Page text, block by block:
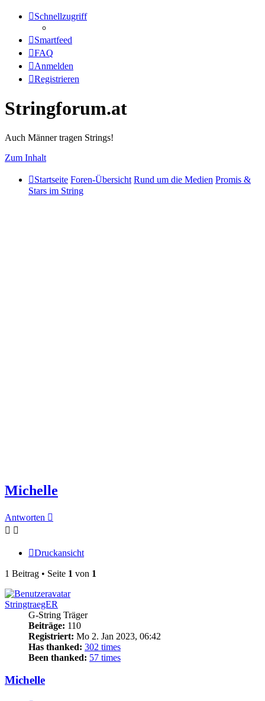
Schnellzugriff
Smartfeed
FAQ
Anmelden
Registrieren
Stringforum.at
Auch Männer tragen Strings!
Zum Inhalt
Startseite Foren-Übersicht Rund um die Medien Promis &
Stars im String
Michelle
Antworten
Druckansicht
1 Beitrag • Seite 1 von 1
StringtraegER
G-String Träger
Beiträge: 110
Registriert: Mo 2. Jan 2023, 06:42
Has thanked: 302 times
Been thanked: 57 times
Michelle